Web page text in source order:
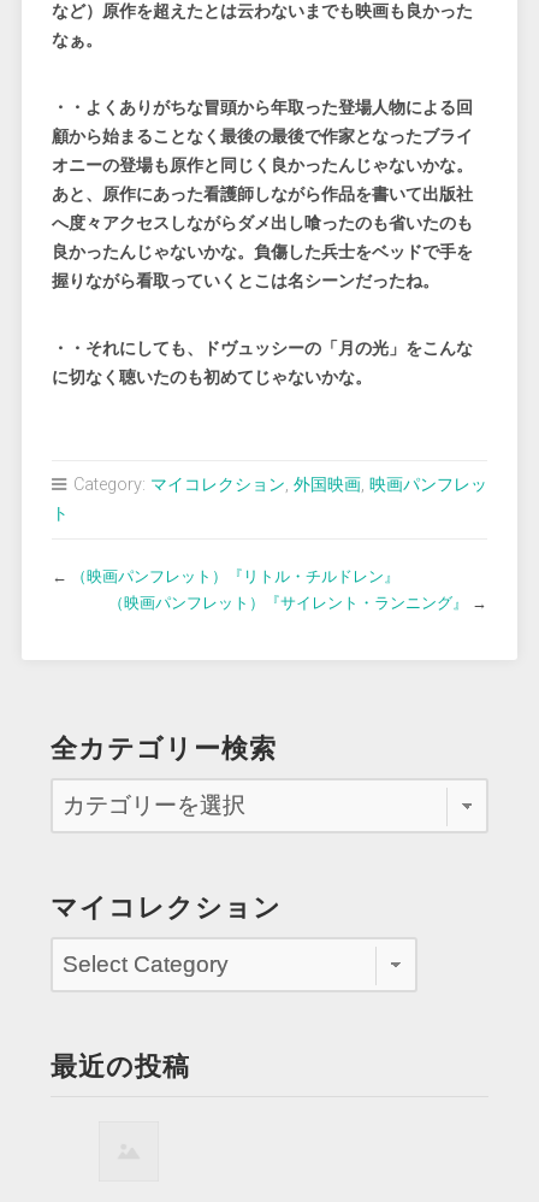
など）原作を超えたとは云わないまでも映画も良かった
なぁ。
・・よくありがちな冒頭から年取った登場人物による回
顧から始まることなく最後の最後で作家となったブライ
オニーの登場も原作と同じく良かったんじゃないかな。
あと、原作にあった看護師しながら作品を書いて出版社
へ度々アクセスしながらダメ出し喰ったのも省いたのも
良かったんじゃないかな。負傷した兵士をベッドで手を
握りながら看取っていくとこは名シーンだったね。
・・それにしても、ドヴュッシーの「月の光」をこんな
に切なく聴いたのも初めてじゃないかな。
Category: マイコレクション, 外国映画, 映画パンフレッ
ト
←
（映画パンフレット）『リトル・チルドレン』
（映画パンフレット）『サイレント・ランニング』
→
全カテゴリー検索
マイコレクション
最近の投稿